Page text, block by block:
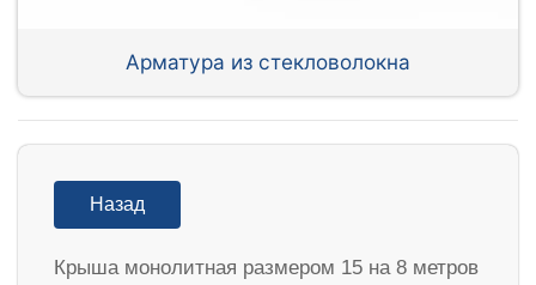
Арматура из стекловолокна
Назад
Крыша монолитная размером 15 на 8 метров